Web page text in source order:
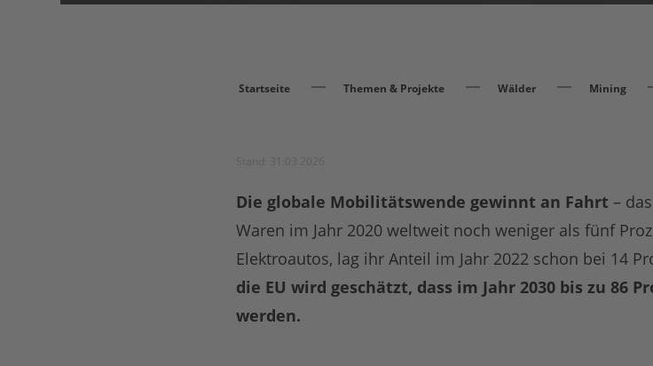
Startseite Themen & Projekte Wälder Mining
Die globale Mobilitätswende gewinnt an Fahrt –
Waren im Jahr 2020 weltweit noch weniger als fünf
Elektroautos, lag ihr Anteil im Jahr 2022 schon bei 14
die EU wird geschätzt, dass im Jahr 2030 bis zu 86
werden.